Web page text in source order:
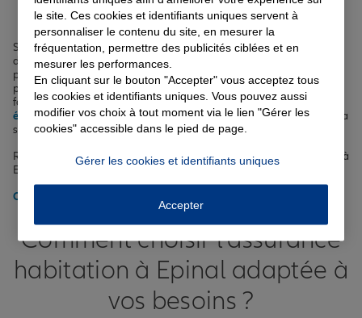
L'assistance en cas de panne, particulièrement utile sur les
routes montagneuses des Vosges
Selon votre profil et vos habitudes de conduite dans la région
d'Epinal, nos agents vous guident vers les options les plus
pertinentes :
assurance au kilomètre
, garantie du conducteur,
protection du véhicule, etc. Vous pouvez aussi opter pour des
formules spécifiques, par exemple si vous conduisez unevoiture
électriqueousemi-autonome . Même en cas de malus, nous avons la
solution avec notreassurance auto pour malussé ou résilié
Retrouvez tous nosconseils autopour bien choisir votre assurance à
Epinal.
Obtenir un tarif pour votre assurance auto à Epinal
Comment choisir l'assurance
habitation à Epinal adaptée à
vos besoins ?
le site. Ces cookies et identifiants uniques servent à
personnaliser le contenu du site, en mesurer la
fréquentation, permettre des publicités ciblées et en
mesurer les performances.
En cliquant sur le bouton "Accepter" vous acceptez tous
les cookies et identifiants uniques. Vous pouvez aussi
modifier vos choix à tout moment via le lien "Gérer les
cookies" accessible dans le pied de page.
Gérer les cookies et identifiants uniques
Accepter